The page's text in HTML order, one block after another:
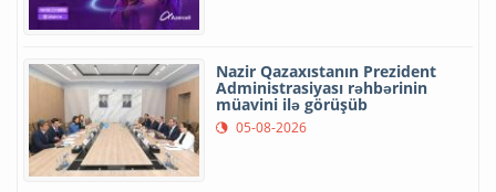
Nazir Qazaxıstanın Prezident
Administrasiyası rəhbərinin
müavini ilə görüşüb
05-08-2026